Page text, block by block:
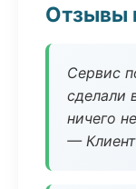
Отзывы
Сервис
сделали
ничего
—